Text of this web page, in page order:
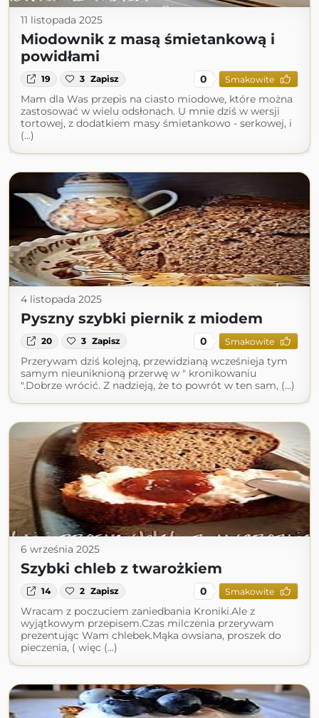
11 listopada 2025
Miodownik z masą śmietankową i
powidłami
19 3 Zapisz 0 Smakowite
Mam dla Was przepis na ciasto miodowe, które można
zastosować w wielu odsłonach. U mnie dziś w wersji
tortowej, z dodatkiem masy śmietankowo - serkowej, i
(...)
4 listopada 2025
Pyszny szybki piernik z miodem
20 3 Zapisz 0 Smakowite
Przerywam dziś kolejną, przewidzianą wcześnieja tym
samym nieuniknioną przerwę w " kronikowaniu
".Dobrze wrócić. Z nadzieją, że to powrót w ten sam, (...)
6 września 2025
Szybki chleb z twarożkiem
14 2 Zapisz 0 Smakowite
Wracam z poczuciem zaniedbania Kroniki.Ale z
wyjątkowym przepisem.Czas milczenia przerywam
prezentując Wam chlebek.Mąka owsiana, proszek do
pieczenia, ( więc (...)